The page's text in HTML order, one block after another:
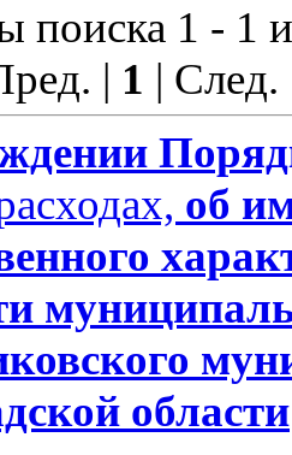
поиска 1 - 1
| 1 |
об
области